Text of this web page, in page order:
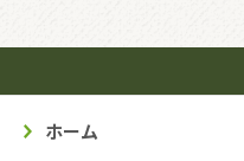
ホーム